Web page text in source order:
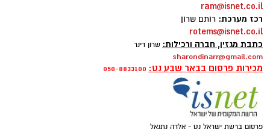
ram@isnet.co.il
רכז מערכת: רותם שרון
rotems@isnet.co.il
כתבת מגזין, חברה ורכילות: שרון דינר
sharondinarr@gmail.com
מכירות פרסום בבאר שבע נט: 050-8833100
פרסום ברשת ישראל נט - אלדה נתנאל